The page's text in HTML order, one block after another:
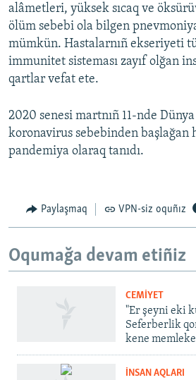
alâmetleri, yüksek sıcaq ve
ölüm sebebi ola bilgen
mümkün. Hastalarnıñ ekseriyeti
immunitet sisteması zayıf olğan
qartlar vefat ete.
2020 senesi martnıñ 11-nde Dünya
koronavirus sebebinden başlağan
pandemiya olaraq tanıdı.
Paylaşmaq VPN-siz oquñız
Oqumağa devam etiñiz
CEMİYET
"Er şeyni eki
Seferberlik
kene
İNSAN AQLARI